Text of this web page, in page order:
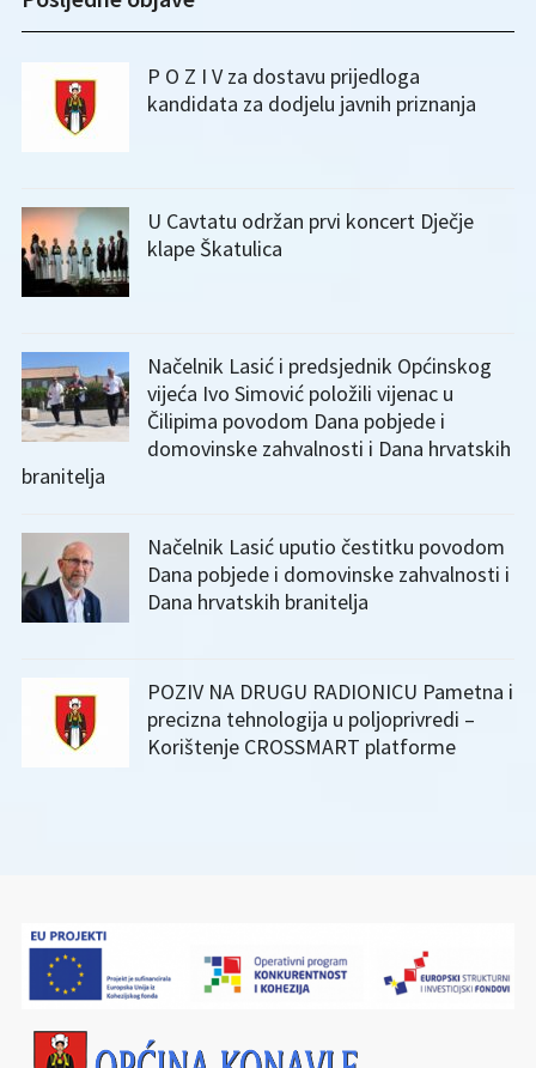
P O Z I V za dostavu prijedloga
kandidata za dodjelu javnih priznanja
U Cavtatu održan prvi koncert Dječje
klape Škatulica
Načelnik Lasić i predsjednik Općinskog
vijeća Ivo Simović položili vijenac u
Čilipima povodom Dana pobjede i
domovinske zahvalnosti i Dana hrvatskih
branitelja
Načelnik Lasić uputio čestitku povodom
Dana pobjede i domovinske zahvalnosti i
Dana hrvatskih branitelja
POZIV NA DRUGU RADIONICU Pametna i
precizna tehnologija u poljoprivredi –
Korištenje CROSSMART platforme